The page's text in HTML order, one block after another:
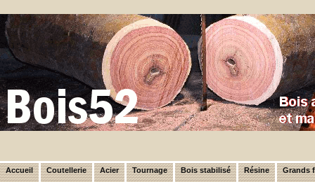
Accueil Coutellerie Acier Tournage Bois stabilisé Résine Grands